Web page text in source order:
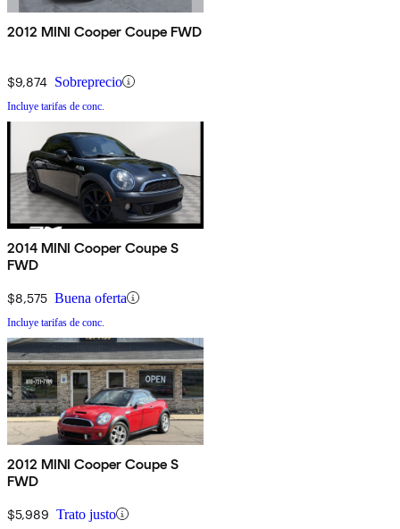
2012 MINI Cooper Coupe FWD
$9,874 Sobreprecio
Incluye tarifas de conc.
2014 MINI Cooper Coupe S
FWD
$8,575 Buena oferta
Incluye tarifas de conc.
2012 MINI Cooper Coupe S
FWD
$5,989 Trato justo